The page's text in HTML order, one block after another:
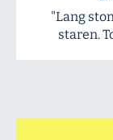
"Lang
staren.